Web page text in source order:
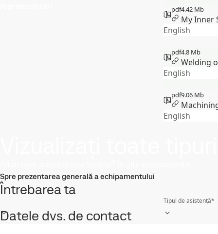
pdf4.42 Mb
My Inner
English
pdf4.8 Mb
Welding
English
pdf9.06 Mb
English
Spre prezentarea generală a echipamentului
Întrebarea ta
Tipul de asistență*
Datele dvs. de contact